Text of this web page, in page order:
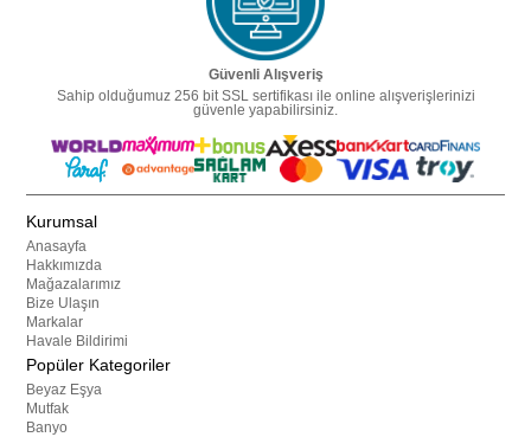
Güvenli Alışveriş
Sahip olduğumuz 256 bit SSL sertifikası ile online alışverişlerinizi
güvenle yapabilirsiniz.
Kurumsal
Anasayfa
Hakkımızda
Mağazalarımız
Bize Ulaşın
Markalar
Havale Bildirimi
Popüler Kategoriler
Beyaz Eşya
Mutfak
Banyo